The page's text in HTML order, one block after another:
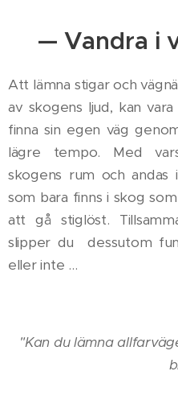
— Vandra i
Att lämna stigar och
av skogens ljud, kan
finna sin egen väg
lägre tempo. Med
skogens rum och andas
som bara finns i skog
att gå stiglöst.
slipper du dessutom
eller inte ...
"Kan du lämna